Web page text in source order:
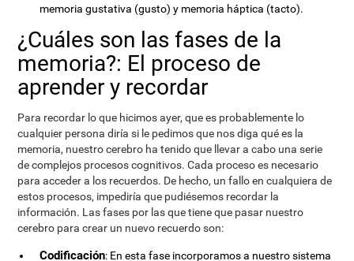
memoria gustativa (gusto) y memoria háptica (tacto).
¿Cuáles son las fases de la
memoria?: El proceso de
aprender y recordar
Para recordar lo que hicimos ayer, que es probablemente lo
cualquier persona diría si le pedimos que nos diga qué es la
memoria, nuestro cerebro ha tenido que llevar a cabo una serie
de complejos procesos cognitivos. Cada proceso es necesario
para acceder a los recuerdos. De hecho, un fallo en cualquiera de
estos procesos, impediría que pudiésemos recordar la
información. Las fases por las que tiene que pasar nuestro
cerebro para crear un nuevo recuerdo son:
Codificación: En esta fase incorporamos a nuestro sistema